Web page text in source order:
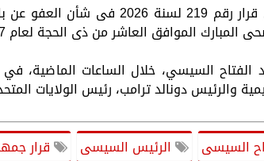
أصدر الرئيس عبد الفتاح السيسي قرار
الموافق العاشر من ذى الحجة لعام 1447 هجرية.
السيسي، خلال الساعات الماضية،
والرئيس دونالد ترامب، رئيس الولايات
السيسى الرئيس السيسى قرار